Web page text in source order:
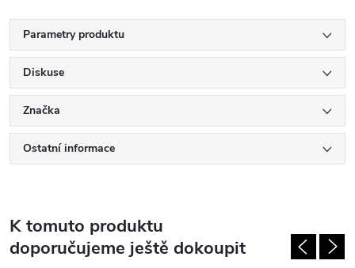
Parametry produktu
Diskuse
Značka
Ostatní informace
K tomuto produktu
doporučujeme ještě dokoupit